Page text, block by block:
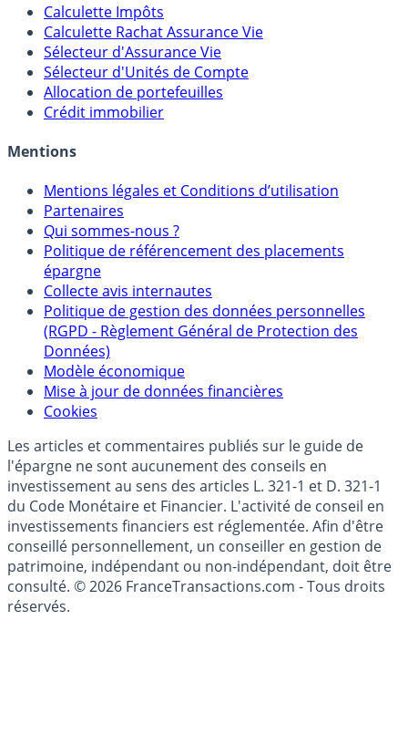
Calculateur d'intérêts
Calculette Impôts
Calculette Rachat Assurance Vie
Sélecteur d'Assurance Vie
Sélecteur d'Unités de Compte
Crédit immobilier
Mentions
Mentions légales et Conditions d’utilisation
Partenaires
Qui sommes-nous ?
Politique de référencement des placements
épargne
Collecte avis internautes
Politique de gestion des données personnelles
(RGPD - Règlement Général de Protection des
Données)
Modèle économique
Cookies
Les articles et commentaires publiés sur le guide de
l'épargne ne sont aucunement des conseils en
investissement au sens des articles L. 321-1 et D. 321-1
du Code Monétaire et Financier. L'activité de conseil en
investissements financiers est réglementée. Afin d'être
conseillé personnellement, un conseiller en gestion de
patrimoine, indépendant ou non-indépendant, doit être